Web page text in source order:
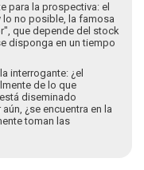
para la prospectiva: el
lo no posible, la famosa
que depende del stock
disponga en un tiempo
interrogante: ¿el
de lo que
diseminado
¿se encuentra en la
toman las